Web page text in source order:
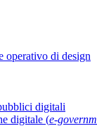
operativo di design
digitali
digitale (e-